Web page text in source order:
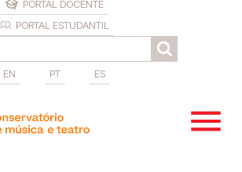
PORTAL DOCENTE
PORTAL ESTUDANTIL
EN PT ES